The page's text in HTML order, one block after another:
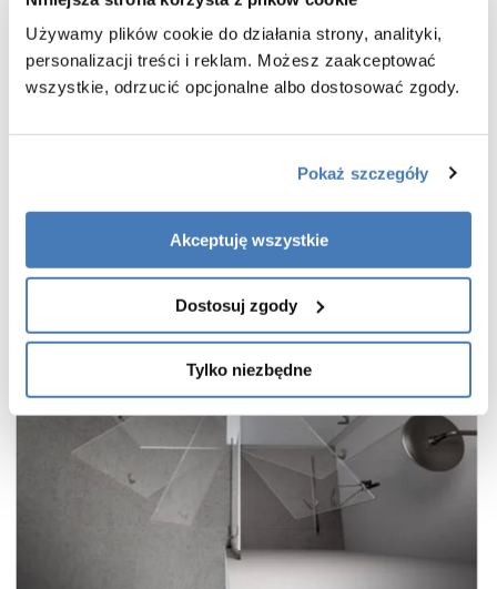
Używamy plików cookie do działania strony, analityki,
personalizacji treści i reklam. Możesz zaakceptować
wszystkie, odrzucić opcjonalne albo dostosować zgody.
Pokaż szczegóły
Akceptuję wszystkie
Dostosuj zgody
Tylko niezbędne
praktyczny uchwyt drzwi
cienkie, niemal niewidoczne profile w kolorze chrom
wieszak na ręcznik w zestawie